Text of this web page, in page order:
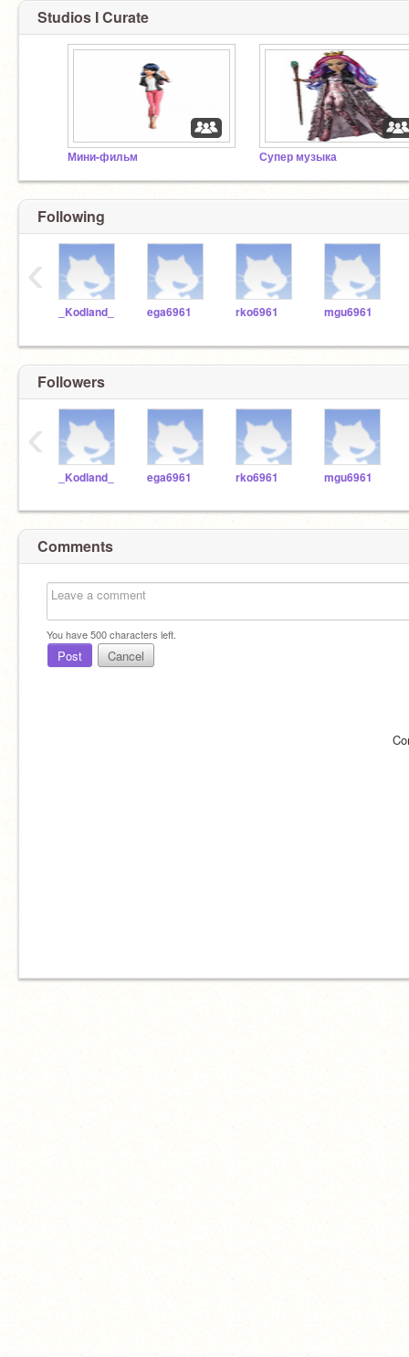
Studios I Curate
Мини-фильм Супер музыка
Following
_Kodland_ ega6961 rko6961 mgu6961
‹
Followers
_Kodland_ ega6961 rko6961 mgu6961
‹
Comments
You have500characters left.
Post Cancel